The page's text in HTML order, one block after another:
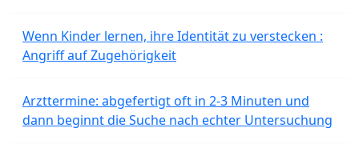
Wenn Kinder lernen, ihre Identität zu verstecken :
Angriff auf Zugehörigkeit
Arzttermine: abgefertigt oft in 2-3 Minuten und
dann beginnt die Suche nach echter Untersuchung